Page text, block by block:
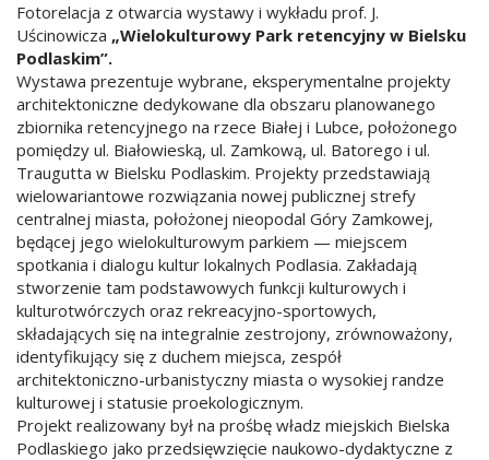
Fotorelacja z otwarcia wystawy i wykładu prof. J.
Uścinowicza „Wielokulturowy Park retencyjny w Bielsku
Podlaskim”.
Wystawa prezentuje wybrane, eksperymentalne projekty
architektoniczne dedykowane dla obszaru planowanego
zbiornika retencyjnego na rzece Białej i Lubce, położonego
pomiędzy ul. Białowieską, ul. Zamkową, ul. Batorego i ul.
Traugutta w Bielsku Podlaskim. Projekty przedstawiają
wielowariantowe rozwiązania nowej publicznej strefy
centralnej miasta, położonej nieopodal Góry Zamkowej,
będącej jego wielokulturowym parkiem — miejscem
spotkania i dialogu kultur lokalnych Podlasia. Zakładają
stworzenie tam podstawowych funkcji kulturowych i
kulturotwórczych oraz rekreacyjno-sportowych,
składających się na integralnie zestrojony, zrównoważony,
identyfikujący się z duchem miejsca, zespół
architektoniczno-urbanistyczny miasta o wysokiej randze
kulturowej i statusie proekologicznym.
Projekt realizowany był na prośbę władz miejskich Bielska
Podlaskiego jako przedsięwzięcie naukowo-dydaktyczne z